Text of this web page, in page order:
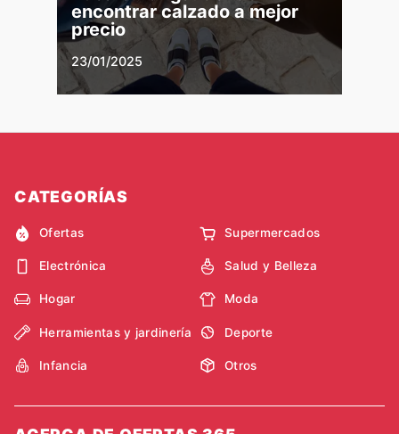
encontrar calzado a mejor
precio
23/01/2025
CATEGORÍAS
Ofertas Supermercados
Electrónica Salud y Belleza
Hogar Moda
Herramientas y jardinería Deporte
Infancia Otros